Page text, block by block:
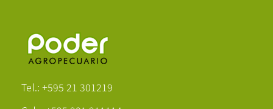
Tel.: +595 21 301219